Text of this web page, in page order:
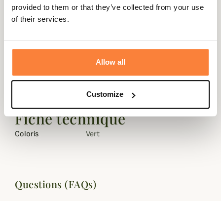
provided to them or that they’ve collected from your use
of their services.
Allow all
Customize
Description
Pro Hunter.
Longueur de 153 à 239 cm
Fiche technique
Coloris Vert
Questions (FAQs)